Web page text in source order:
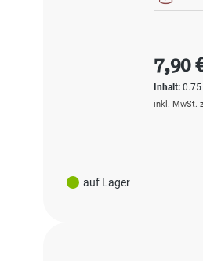
auf Lager
Inhalt:
7,90
inkl. MwSt.